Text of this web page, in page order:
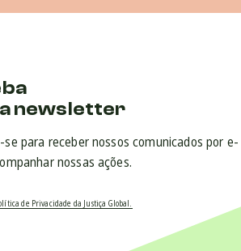
newsletter
se para receber nossos comunicados por e-
nossas ações.
de Privacidade da Justiça Global.